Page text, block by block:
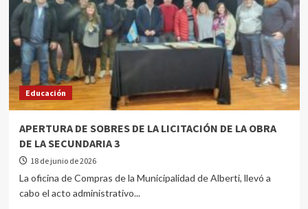
Educación
APERTURA DE SOBRES DE LA LICITACIÓN DE LA OBRA
DE LA SECUNDARIA 3
18 de junio de 2026
La oficina de Compras de la Municipalidad de Alberti, llevó a
cabo el acto administrativo...